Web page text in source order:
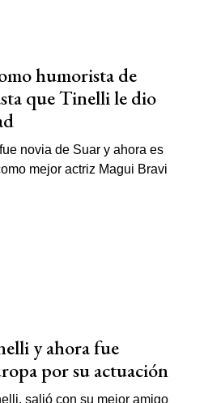
humorista de
que Tinelli le dio
y ahora fue
por su actuación